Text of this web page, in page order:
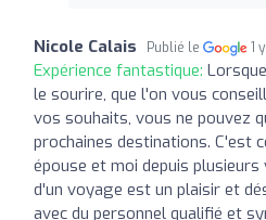
Nicole Calais Publié le 1
Expérience fantastique:
le sourire, que l'on vous
vos souhaits, vous ne pouvez
prochaines destinations. C'est
épouse et moi depuis
d'un voyage est un plaisir et
avec du personnel qualifié et